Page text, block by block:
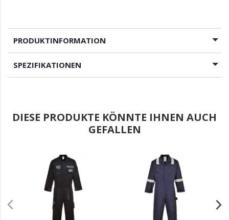
PRODUKTINFORMATION
SPEZIFIKATIONEN
DIESE PRODUKTE KÖNNTE IHNEN AUCH
GEFALLEN